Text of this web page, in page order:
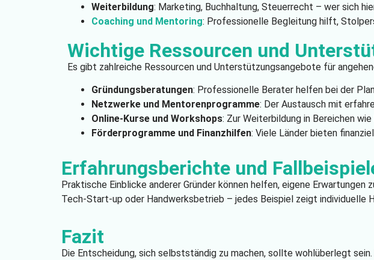
Weiterbildung: Marketing, Buchhaltung, Steuerrecht – wer sich
Coaching und Mentoring: Professionelle Begleitung hilft,
Wichtige Ressourcen und
Es gibt zahlreiche Ressourcen und Unterstützungsangebote für
Gründungsberatungen: Professionelle Berater helfen bei der
Netzwerke und Mentorenprogramme: Der Austausch mit
Online-Kurse und Workshops: Zur Weiterbildung in Bereichen
Förderprogramme und Finanzhilfen: Viele Länder bieten
Erfahrungsberichte und
Praktische Einblicke anderer Gründer können helfen, eigene Erwartungen
Tech-Start-up oder Handwerksbetrieb – jedes Beispiel zeigt individuelle
Fazit
Die Entscheidung, sich selbstständig zu machen, sollte wohlüberlegt